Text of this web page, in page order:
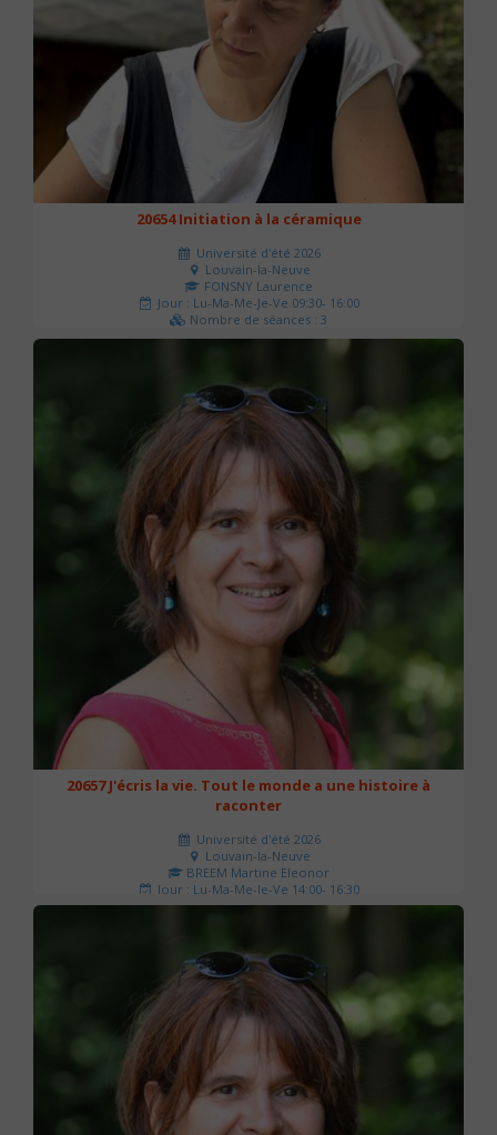
20654 Initiation à la céramique
Université d'été 2026
Louvain-la-Neuve
FONSNY Laurence
Jour : Lu-Ma-Me-Je-Ve 09:30- 16:00
Nombre de séances : 3
190 €
20657 J'écris la vie. Tout le monde a une histoire à
raconter
Université d'été 2026
Louvain-la-Neuve
BREEM Martine Eleonor
Jour : Lu-Ma-Me-Je-Ve 14:00- 16:30
Nombre de séances : 3